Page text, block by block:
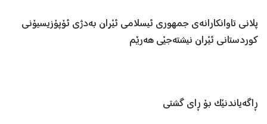
پلانی تاوانکارانەی جمهوری ئیسلامی ئێران بەدژی ئۆپۆزیسیۆنی
کوردستانی ئێران نیشتەجێی هەرێم
ڕاگەیاندنێک بۆ ڕای گشتی